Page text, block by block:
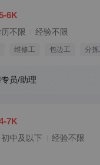
6K
不限 经验不限
维修工 包边工 分拣
员/助理
7K
初中及以下 经验不限